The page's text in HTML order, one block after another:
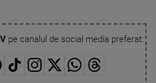
pe canalul de social media preferat: